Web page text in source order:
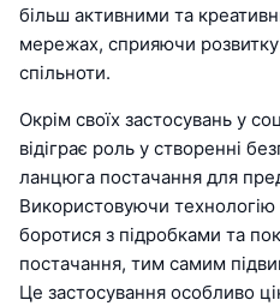
більш активними та
мережах, сприяючи
спільноти.
Окрім своїх застосувань у
відіграє роль у створенні
ланцюга постачання для
Використовуючи
боротися з підробками та
постачання, тим самим
Це застосування особливо